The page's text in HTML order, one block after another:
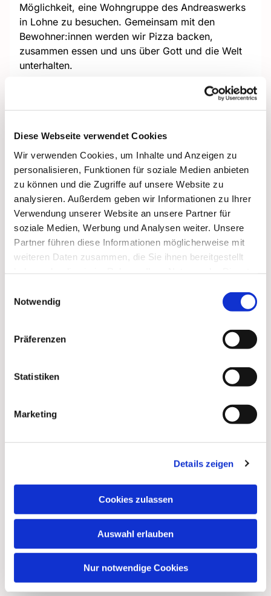
Diese Webseite verwendet Cookies
Wir verwenden Cookies, um Inhalte und Anzeigen zu
personalisieren, Funktionen für soziale Medien anbieten
zu können und die Zugriffe auf unsere Website zu
analysieren. Außerdem geben wir Informationen zu Ihrer
Verwendung unserer Website an unsere Partner für
soziale Medien, Werbung und Analysen weiter. Unsere
Partner führen diese Informationen möglicherweise mit
weiteren Daten zusammen, die Sie ihnen bereitgestellt
Notwendig
Präferenzen
Statistiken
Marketing
Details zeigen
Cookies zulassen
Auswahl erlauben
Nur notwendige Cookies
Möglichkeit, eine Wohngruppe des Andreaswerks
in Lohne zu besuchen. Gemeinsam mit den
Bewohner:innen werden wir Pizza backen,
zusammen essen und uns über Gott und die Welt
unterhalten.
Dieser Nachmittag ist eine Einladung, neue
Menschen kennenzulernen, voneinander zu lernen
verbringen – ganz ohne Leistungsdruck, aber mit